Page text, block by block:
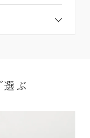
さい。
いただけます。
書を希望しな
となります。
水濡れ、汚れ
ぶ